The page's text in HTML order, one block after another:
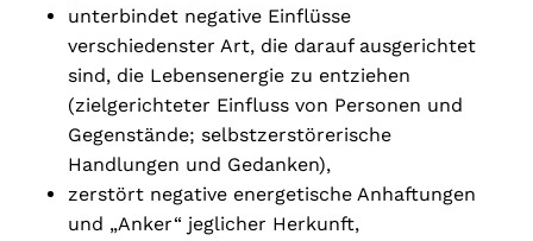
unterbindet negative Einflüsse
verschiedenster Art, die darauf ausgerichtet
sind, die Lebensenergie zu entziehen
(zielgerichteter Einfluss von Personen und
Gegenstände; selbstzerstörerische
Handlungen und Gedanken),
zerstört negative energetische Anhaftungen
und „Anker“ jeglicher Herkunft,